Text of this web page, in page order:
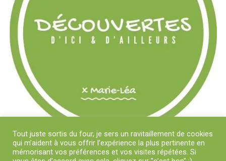
Tout juste sortis du four, je sers un ravitaillement de cookies
qui m’aident à vous offrir l’expérience la plus pertinente en
mémorisant vos préférences et vos visites répétées. Si